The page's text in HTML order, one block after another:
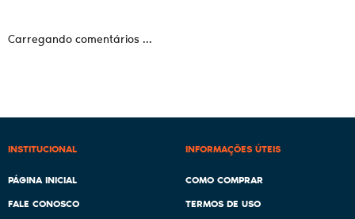
Carregando comentários ...
INSTITUCIONAL
PÁGINA INICIAL
FALE CONOSCO
INFORMAÇÕES ÚTEIS
COMO COMPRAR
TERMOS DE USO